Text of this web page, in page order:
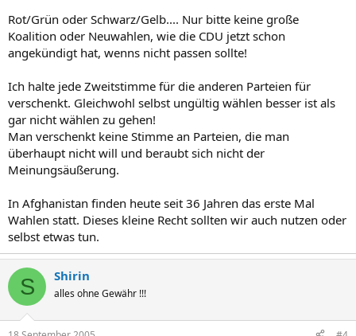
Rot/Grün oder Schwarz/Gelb.... Nur bitte keine große
Koalition oder Neuwahlen, wie die CDU jetzt schon
angekündigt hat, wenns nicht passen sollte!
Ich halte jede Zweitstimme für die anderen Parteien für
verschenkt. Gleichwohl selbst ungültig wählen besser ist als
gar nicht wählen zu gehen!
Man verschenkt keine Stimme an Parteien, die man
überhaupt nicht will und beraubt sich nicht der
Meinungsäußerung.
In Afghanistan finden heute seit 36 Jahren das erste Mal
Wahlen statt. Dieses kleine Recht sollten wir auch nutzen oder
selbst etwas tun.
S Shirin
alles ohne Gewähr !!!